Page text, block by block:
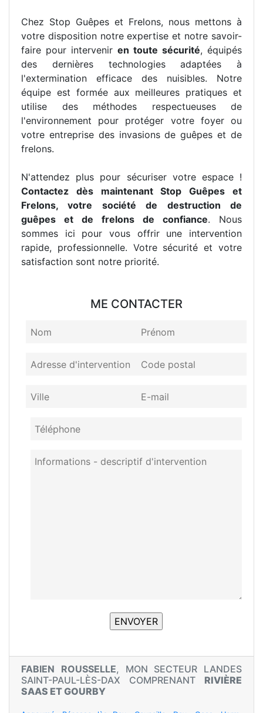
Chez Stop Guêpes et Frelons, nous mettons à
votre disposition notre expertise et notre savoir-
faire pour intervenir en toute sécurité, équipés
des dernières technologies adaptées à
l'extermination efficace des nuisibles. Notre
équipe est formée aux meilleures pratiques et
utilise des méthodes respectueuses de
l'environnement pour protéger votre foyer ou
votre entreprise des invasions de guêpes et de
frelons.
N'attendez plus pour sécuriser votre espace !
Contactez dès maintenant Stop Guêpes et
Frelons, votre société de destruction de
guêpes et de frelons de confiance. Nous
sommes ici pour vous offrir une intervention
rapide, professionnelle. Votre sécurité et votre
satisfaction sont notre priorité.
ME CONTACTER
FABIEN ROUSSELLE, MON SECTEUR LANDES
SAINT-PAUL-LÈS-DAX COMPRENANT RIVIÈRE
SAAS ET GOURBY